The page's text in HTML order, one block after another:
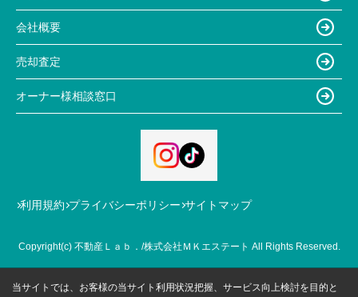
会社概要
売却査定
オーナー様相談窓口
利用規約 プライバシーポリシー サイトマップ
Copyright(c) 不動産Ｌａｂ．/株式会社ＭＫエステート All Rights Reserved.
当サイトでは、お客様の当サイト利用状況把握、サービス向上検討を目的と